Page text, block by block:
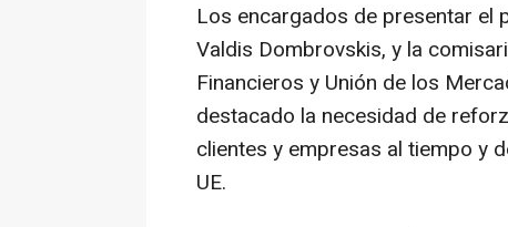
Los encargados de presentar el
Valdis Dombrovskis, y la
Financieros y Unión de los
destacado la necesidad de
clientes y empresas al tiempo y
UE.